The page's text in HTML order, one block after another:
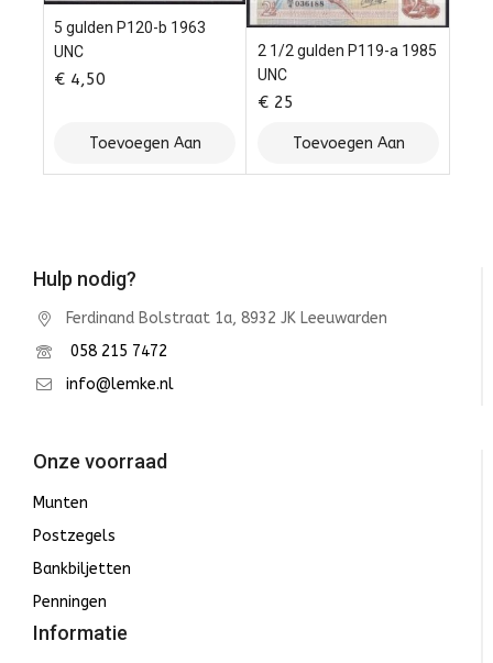
5 gulden P120-b 1963
UNC
€ 4,50
Toevoegen Aan
Winkelwagen
2 1/2 gulden P119-a 1985
UNC
€ 25
Toevoegen Aan
Winkelwagen
Hulp nodig?
Ferdinand Bolstraat 1a, 8932 JK Leeuwarden
058 215 7472
info@lemke.nl
Onze voorraad
Munten
Postzegels
Bankbiljetten
Penningen
Informatie